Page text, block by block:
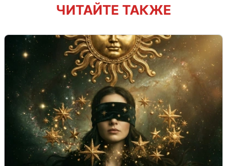
ЧИТАЙТЕ ТАКЖЕ